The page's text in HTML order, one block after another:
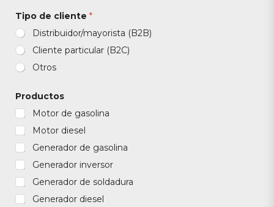
e
r
s
o
n
a
e
r
s
o
n
a
Tipo de cliente *
Distribuidor/mayorista (B2B)
Cliente particular (B2C)
Otros
Productos
Motor de gasolina
Motor diesel
Generador de gasolina
Generador inversor
Generador de soldadura
Generador diesel